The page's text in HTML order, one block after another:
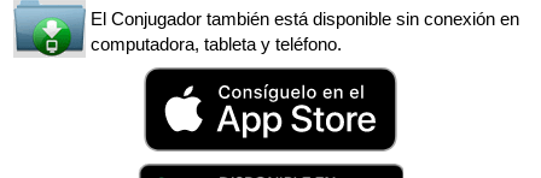
El Conjugador también está disponible sin conexión en
computadora, tableta y teléfono.